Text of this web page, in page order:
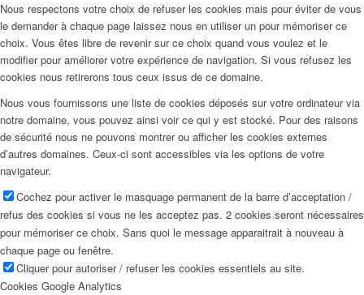
Nous respectons votre choix de refuser les cookies mais pour éviter de vous
le demander à chaque page laissez nous en utiliser un pour mémoriser ce
choix. Vous êtes libre de revenir sur ce choix quand vous voulez et le
modifier pour améliorer votre expérience de navigation. Si vous refusez les
cookies nous retirerons tous ceux issus de ce domaine.
Nous vous fournissons une liste de cookies déposés sur votre ordinateur via
notre domaine, vous pouvez ainsi voir ce qui y est stocké. Pour des raisons
de sécurité nous ne pouvons montrer ou afficher les cookies externes
d’autres domaines. Ceux-ci sont accessibles via les options de votre
navigateur.
Cochez pour activer le masquage permanent de la barre d’acceptation /
refus des cookies si vous ne les acceptez pas. 2 cookies seront nécessaires
pour mémoriser ce choix. Sans quoi le message apparaitrait à nouveau à
chaque page ou fenêtre.
Cliquer pour autoriser / refuser les cookies essentiels au site.
Cookies Google Analytics